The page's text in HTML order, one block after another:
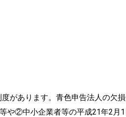
があります。青色申告法人の欠
や②中小企業者等の平成21年2月1